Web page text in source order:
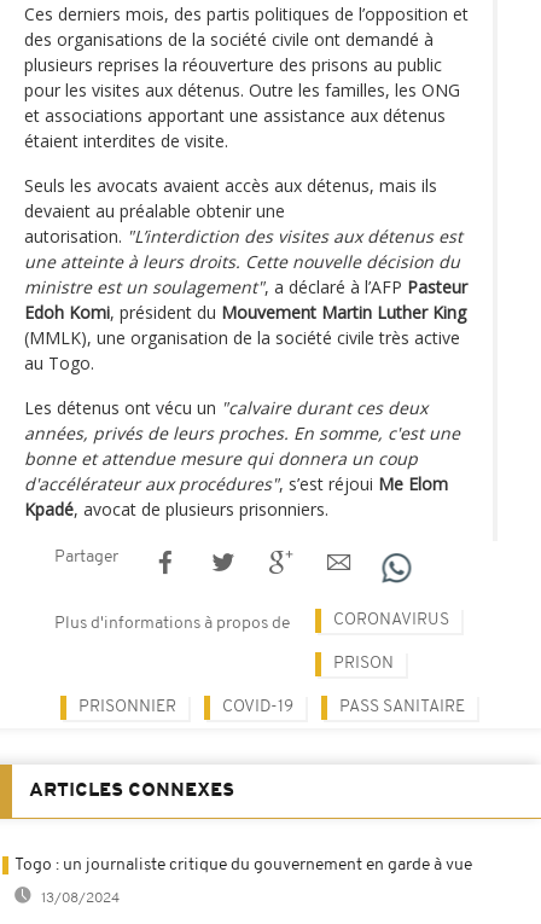
Ces derniers mois, des partis politiques de l’opposition et
des organisations de la société civile ont demandé à
plusieurs reprises la réouverture des prisons au public
pour les visites aux détenus. Outre les familles, les ONG
et associations apportant une assistance aux détenus
étaient interdites de visite.
Seuls les avocats avaient accès aux détenus, mais ils
devaient au préalable obtenir une
autorisation. "L’interdiction des visites aux détenus est
une atteinte à leurs droits. Cette nouvelle décision du
ministre est un soulagement", a déclaré à l’AFP Pasteur
Edoh Komi, président du Mouvement Martin Luther King
(MMLK), une organisation de la société civile très active
au Togo.
Les détenus ont vécu un "calvaire durant ces deux
années, privés de leurs proches. En somme, c'est une
bonne et attendue mesure qui donnera un coup
d'accélérateur aux procédures", s’est réjoui Me Elom
Kpadé, avocat de plusieurs prisonniers.
Partager
Plus d'informations à propos de CORONAVIRUS
PRISON
PRISONNIER COVID-19 PASS SANITAIRE
ARTICLES CONNEXES
Togo : un journaliste critique du gouvernement en garde à vue
13/08/2024